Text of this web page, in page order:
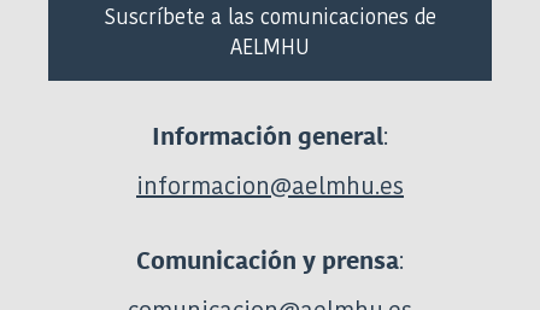
Suscríbete a las comunicaciones de
AELMHU
Información general:
informacion@aelmhu.es
Comunicación y prensa: